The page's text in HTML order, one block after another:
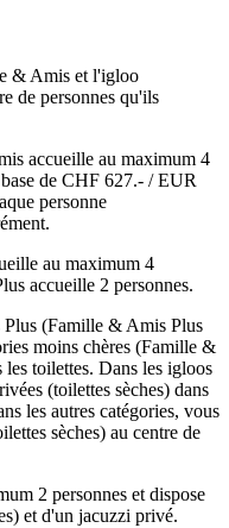
& Amis et l'igloo
de personnes qu'ils
accueille au maximum 4
de CHF 627.- / EUR
personne
au maximum 4
accueille 2 personnes.
Plus (Famille & Amis Plus
moins chères (Famille &
toilettes. Dans les igloos
(toilettes sèches) dans
les autres catégories, vous
sèches) au centre de
2 personnes et dispose
et d'un jacuzzi privé.